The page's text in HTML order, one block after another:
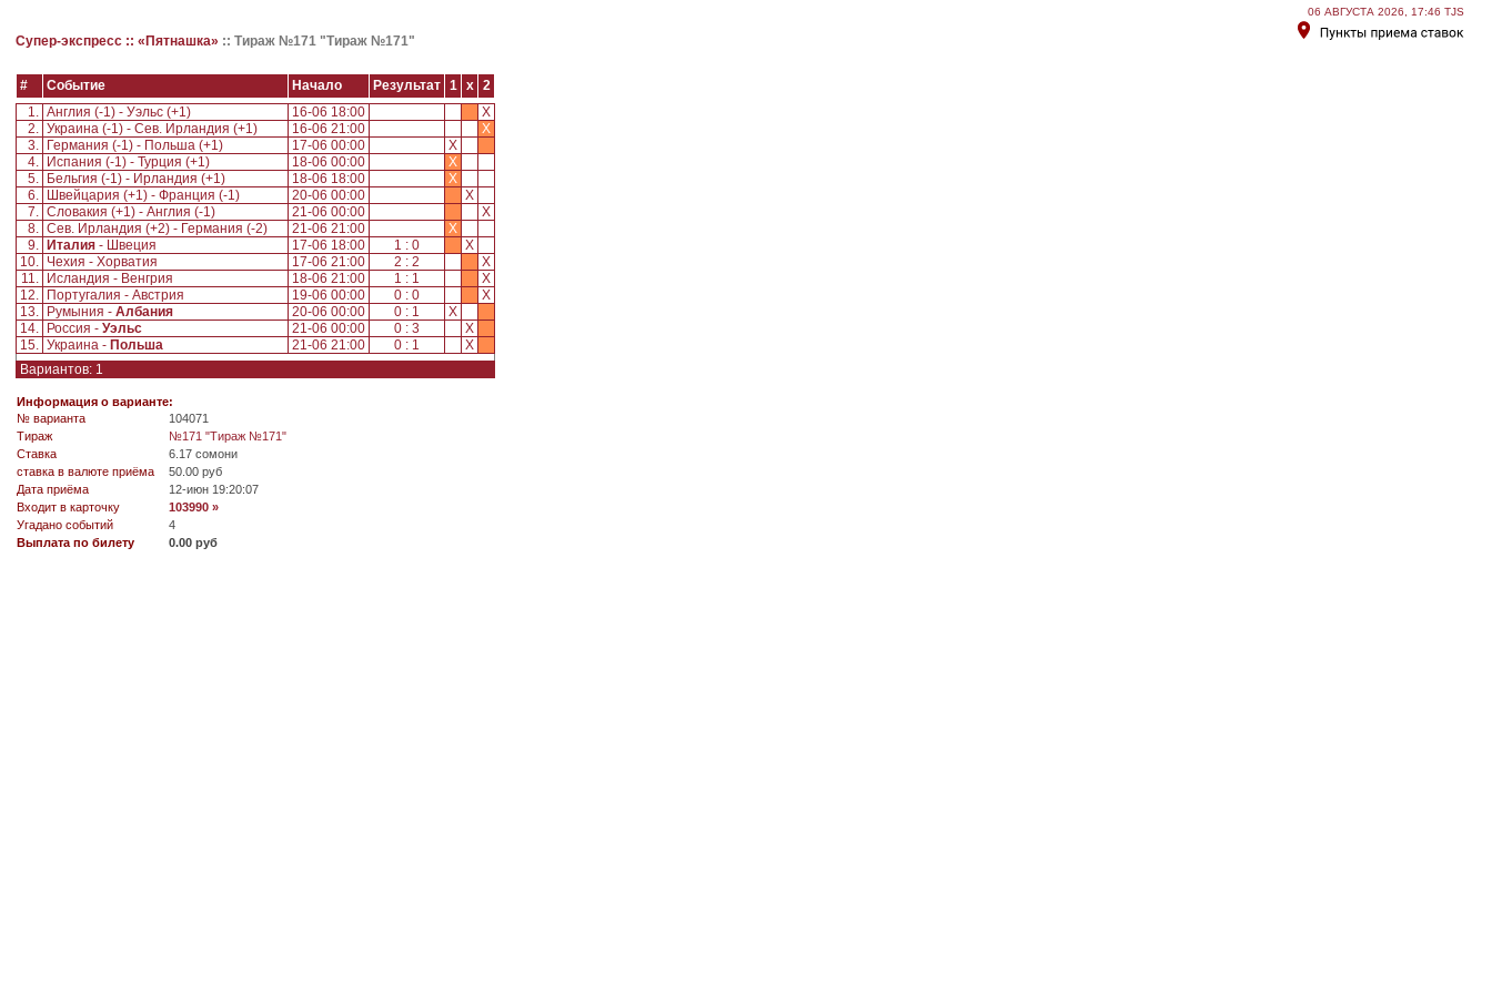
06 АВГУСТА 2026, 17:46 TJS
Супер-экспресс :: «Пятнашка» :: Тираж №171 "Тираж №171"
# Событие Начало Результат 1 x
2
1. Англия (-1) - Уэльс (+1) 16-06 18:00
X
2. Украина (-1) - Сев. Ирландия (+1) 16-06 21:00
X
3.
Германия (-1) - Польша (+1) 17-06 00:00
X
4.
Испания (-1) - Турция (+1) 18-06 00:00
X
5.
Бельгия (-1) - Ирландия (+1) 18-06 18:00
X
6.
Швейцария (+1) - Франция (-1) 20-06 00:00
X
7. Словакия (+1) - Англия (-1) 21-06 00:00
X
8. Сев. Ирландия (+2) - Германия (-2) 21-06 21:00
X
9.
Италия - Швеция 17-06 18:00 1 : 0
X
10. Чехия - Хорватия 17-06 21:00 2 : 2
X
11.
Исландия - Венгрия 18-06 21:00 1 : 1
X
12.
Португалия - Австрия 19-06 00:00 0 : 0
X
13.
Румыния - Албания 20-06 00:00 0 : 1
X
14.
Россия - Уэльс 21-06 00:00 0 : 3
X
15. Украина - Польша 21-06 21:00 0 : 1
X
Вариантов: 1
Информация о варианте:
№ варианта
104071
Tираж
№171 "Тираж №171"
Ставка
6.17 сомони
ставка в валюте приёма
50.00 руб
Дата приёма
12-июн 19:20:07
Входит в карточку
103990 »
Угадано событий
4
Выплата по билету
0.00 руб